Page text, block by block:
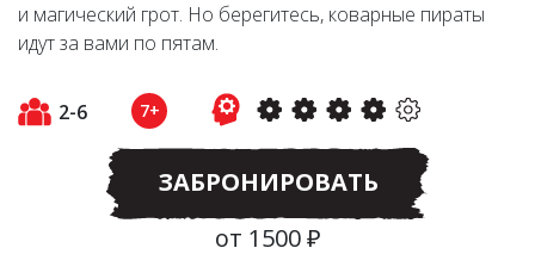
и магический грот. Но берегитесь, коварные пираты
идут за вами по пятам.
2-6 7+
ЗАБРОНИРОВАТЬ
от 1500 ₽